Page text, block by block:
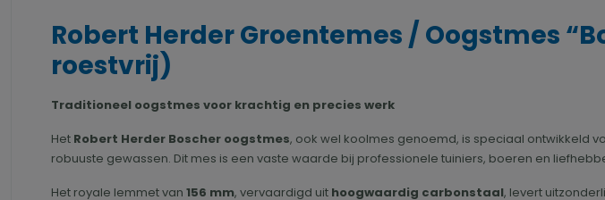
Robert Herder Groentemes / Oogstmes
roestvrij)
Traditioneel oogstmes voor krachtig en precies werk
Het Robert Herder Boscher oogstmes, ook wel koolmes genoemd, is speciaal ontwikkeld
robuuste gewassen. Dit mes is een vaste waarde bij professionele tuiniers, boeren en
Het royale lemmet van 156 mm, vervaardigd uit hoogwaardig carbonstaal, levert